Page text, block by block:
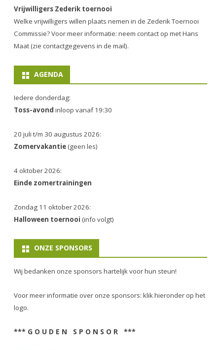
Vrijwilligers Zederik toernooi
Welke vrijwilligers willen plaats nemen in de Zederik Toernooi
Commissie? Voor meer informatie: neem contact op met Hans
Maat (zie contactgegevens in de mail).
AGENDA
Iedere donderdag:
Toss-avond inloop vanaf 19:30
20 juli t/m 30 augustus 2026:
Zomervakantie(geen les)
4 oktober 2026:
Einde zomertrainingen
Zondag 11 oktober 2026:
Halloween toernooi (info volgt)
ONZE SPONSORS
Wij bedanken onze sponsors hartelijk voor hun steun!
Voor meer informatie over onze sponsors: klik hieronder op het
logo.
*** G O U D E N S P O N S O R ***